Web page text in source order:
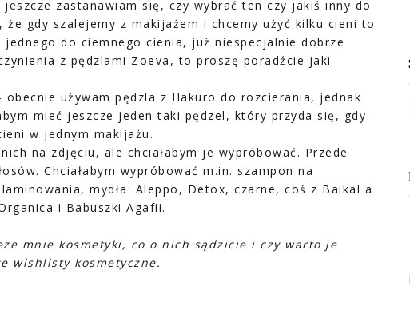
jeszcze zastanawiam się, czy wybrać ten czy jakiś inny do
że gdy szalejemy z makijażem i chcemy użyć kilku cieni to
do ciemnego cienia, już niespecjalnie dobrze
z pędzlami Zoeva, to proszę poradźcie jaki
obecnie używam pędzla z Hakuro do rozcierania, jednak
mieć jeszcze jeden taki pędzel, który przyda się, gdy
w jednym makijażu.
na zdjęciu, ale chciałabym je wypróbować. Przede
Chciałabym wypróbować m.in. szampon na
mydła: Aleppo, Detox, czarne, coś z Baikal a
i Babuszki Agafii.
mnie kosmetyki, co o nich sądzicie i czy warto je
wishlisty kosmetyczne.